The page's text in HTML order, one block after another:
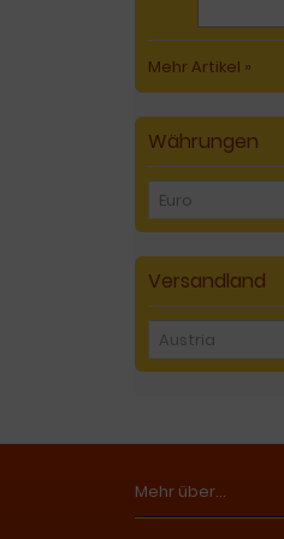
Mehr Artikel »
Währungen
Euro
Versandland
Austria
Mehr über...